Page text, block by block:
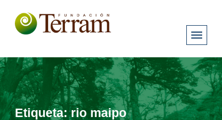
Etiqueta:rio maipo